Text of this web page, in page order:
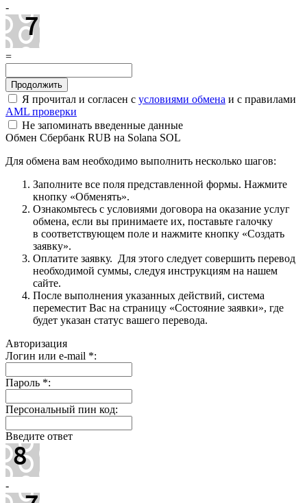
-
=
Я прочитал и согласен с условиями обмена и с правилами
AML проверки
Не запоминать введенные данные
Обмен Сбербанк RUB на Solana SOL
Для обмена вам необходимо выполнить несколько шагов:
Заполните все поля представленной формы. Нажмите
кнопку «Обменять».
Ознакомьтесь с условиями договора на оказание услуг
обмена, если вы принимаете их, поставьте галочку
в соответствующем поле и нажмите кнопку «Создать
заявку».
Оплатите заявку. Для этого следует совершить перевод
необходимой суммы, следуя инструкциям на нашем
сайте.
После выполнения указанных действий, система
переместит Вас на страницу «Состояние заявки», где
будет указан статус вашего перевода.
Авторизация
Логин или e-mail *:
Пароль *:
Персональный пин код:
Введите ответ
-